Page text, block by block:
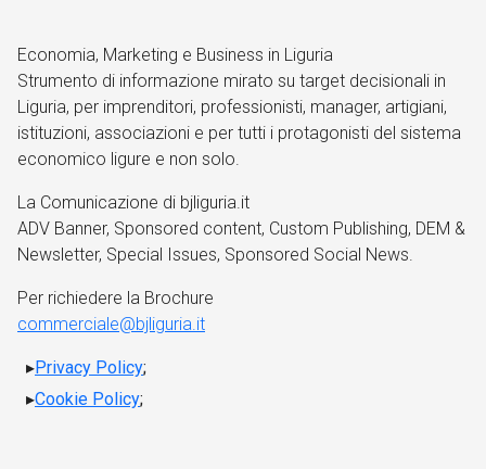
Economia, Marketing e Business in Liguria
Strumento di informazione mirato su target decisionali in
Liguria, per imprenditori, professionisti, manager, artigiani,
istituzioni, associazioni e per tutti i protagonisti del sistema
economico ligure e non solo.
La Comunicazione di bjliguria.it
ADV Banner, Sponsored content, Custom Publishing, DEM &
Newsletter, Special Issues, Sponsored Social News.
Per richiedere la Brochure
commerciale@bjliguria.it
Privacy Policy;
Cookie Policy;